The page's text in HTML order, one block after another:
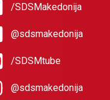
/SDSMakedonija
@sdsmakedonija
/SDSMtube
@sdsmakedonija